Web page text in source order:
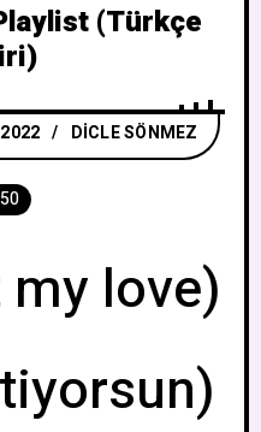
(Türkçe
DICLE SÖNMEZ
love)